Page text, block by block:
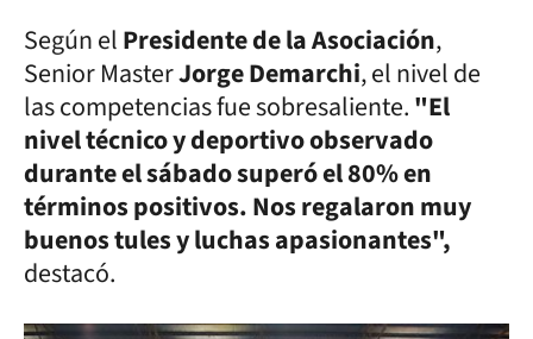
Según elPresidente de la Asociación,
Senior MasterJorge Demarchi, el nivel de
las competencias fue sobresaliente."El
nivel técnico y deportivo observado
durante el sábado superó el 80% en
términos positivos. Nos regalaron muy
buenos tules y luchas apasionantes",
destacó.